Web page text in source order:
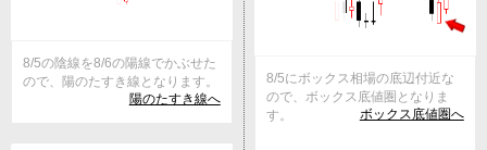
8/5の陰線を8/6の陽線でかぶせた
ので、陽のたすき線となります。
陽のたすき線へ
8/5にボックス相場の底辺付近な
ので、ボックス底値圏となりま
す。
ボックス底値圏へ